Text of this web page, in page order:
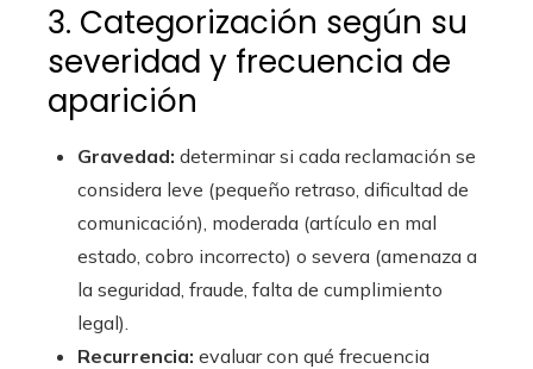
3. Categorización según su
severidad y frecuencia de
aparición
Gravedad: determinar si cada reclamación se
considera leve (pequeño retraso, dificultad de
comunicación), moderada (artículo en mal
estado, cobro incorrecto) o severa (amenaza a
la seguridad, fraude, falta de cumplimiento
legal).
Recurrencia: evaluar con qué frecuencia